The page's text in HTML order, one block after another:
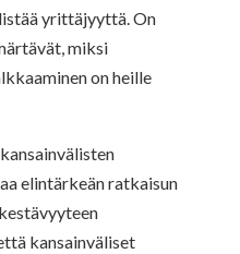
yrittäjyyttä. On
miksi
on heille
elintärkeän ratkaisun
kansainväliset